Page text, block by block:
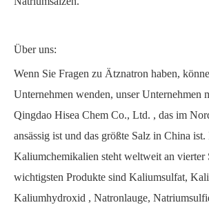
Über uns:
Wenn Sie Fragen zu Ätznatron haben,
Unternehmen wenden, unser Unternehmen
Qingdao Hisea Chem Co., Ltd. , das im
ansässig ist und das größte Salz in China
Kaliumchemikalien steht weltweit an vierter
wichtigsten Produkte sind Kaliumsulfat,
Kaliumhydroxid , Natronlauge,